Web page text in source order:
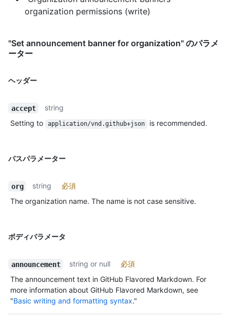
organization permissions (write)
"Set announcement banner for organization" のパラメ
ーター
ヘッダー
accept
string
Setting to
application/vnd.github+json is recommended.
パスパラメーター
org string
必須
The organization name. The name is not case sensitive.
ボディパラメータ
announcement string or null
必須
The announcement text in GitHub Flavored Markdown. For
more information about GitHub Flavored Markdown, see
"Basic writing and formatting syntax."